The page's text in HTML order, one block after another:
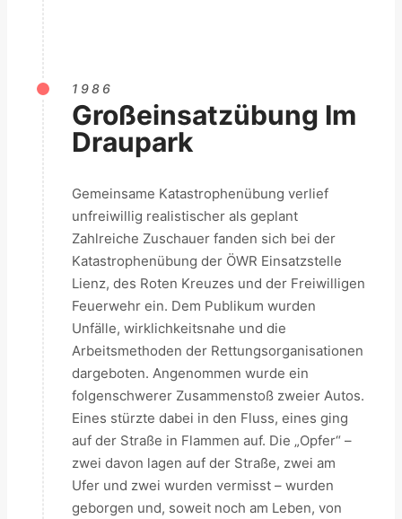
1986
Großeinsatzübung Im
Draupark
Gemeinsame Katastrophenübung verlief
unfreiwillig realistischer als geplant
Zahlreiche Zuschauer fanden sich bei der
Katastrophenübung der ÖWR Einsatzstelle
Lienz, des Roten Kreuzes und der Freiwilligen
Feuerwehr ein. Dem Publikum wurden
Unfälle, wirklichkeitsnahe und die
Arbeitsmethoden der Rettungsorganisationen
dargeboten. Angenommen wurde ein
folgenschwerer Zusammenstoß zweier Autos.
Eines stürzte dabei in den Fluss, eines ging
auf der Straße in Flammen auf. Die „Opfer“ –
zwei davon lagen auf der Straße, zwei am
Ufer und zwei wurden vermisst – wurden
geborgen und, soweit noch am Leben, von